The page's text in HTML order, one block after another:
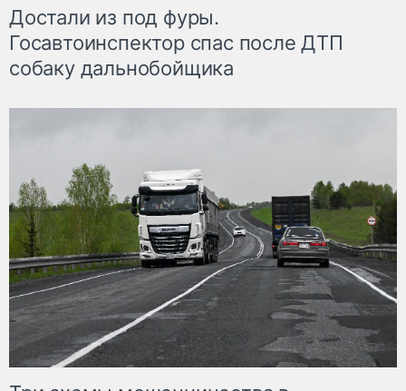
Достали из под фуры.
Госавтоинспектор спас после ДТП
собаку дальнобойщика